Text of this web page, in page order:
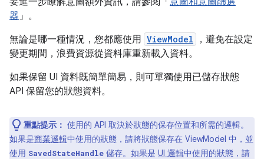
器」。
無論是哪一種情況，您都應使用 ViewModel
，避免在設定
變更期間，浪費資源從資料庫重新載入資料。
如果保留 UI 資料既簡單簡易，則可單獨使用已儲存狀態
API 保留您的狀態資料。
重點提示： 使用的 API 取決於狀態的保存位置和所需的邏輯。
如果是商業邏輯中使用的狀態，請將狀態保存在 ViewModel 中，並
使用 SavedStateHandle 儲存。如果是 UI 邏輯中使用的狀態，請